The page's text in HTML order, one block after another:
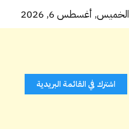
الخميس, أغسطس 6, 2026
اشترك في القائمة البريدية